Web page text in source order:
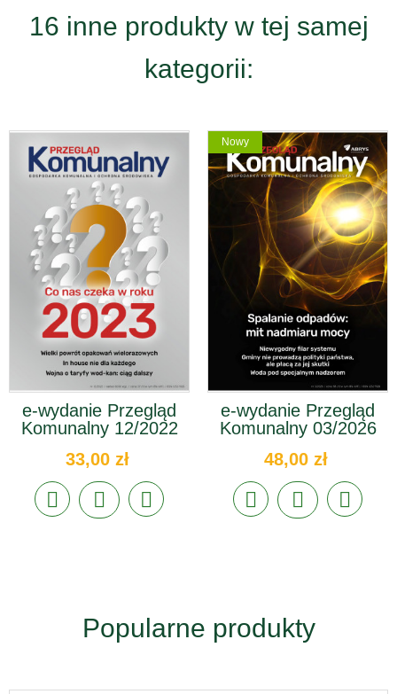
16 inne produkty w tej samej
kategorii:
e-wydanie Przegląd
Komunalny 12/2022
33,00 zł
Nowy
e-wydanie Przegląd
Komunalny 03/2026
48,00 zł
Popularne produkty